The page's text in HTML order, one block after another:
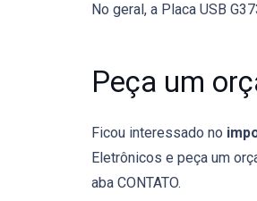
No geral, a Placa USB
Peça um
Ficou interessado no
Eletrônicos e peça um
aba CONTATO.